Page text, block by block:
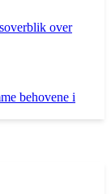
over
behovene i